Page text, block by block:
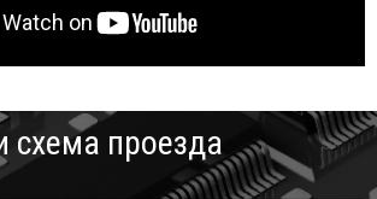
схема проезда